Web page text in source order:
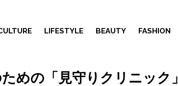
LIFESTYLE BEAUTY FASHION
めの「見守りクリニック